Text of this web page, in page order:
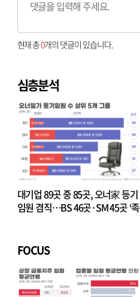
현재 총0개의 댓글이 있습니다.
심층분석
대기업 89곳 중 85곳, 오너家 등기
임원 겸직…BS 46곳·SM 45곳 ‘족
FOCUS